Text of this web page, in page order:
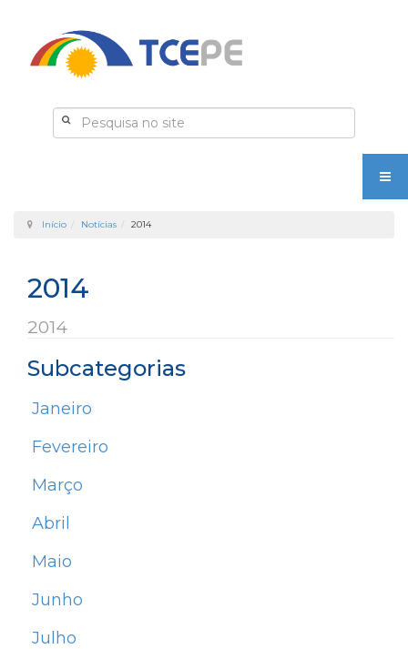
Início Notícias 2014
2014
2014
Subcategorias
Janeiro
Fevereiro
Março
Abril
Maio
Junho
Julho